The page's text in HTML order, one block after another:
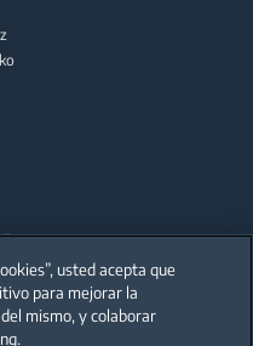
throughout the world
in 57 countries and 45
13 countries
Poland, South Africa, Russia,
and China).
usted acepta que
para mejorar la
mismo, y colaborar